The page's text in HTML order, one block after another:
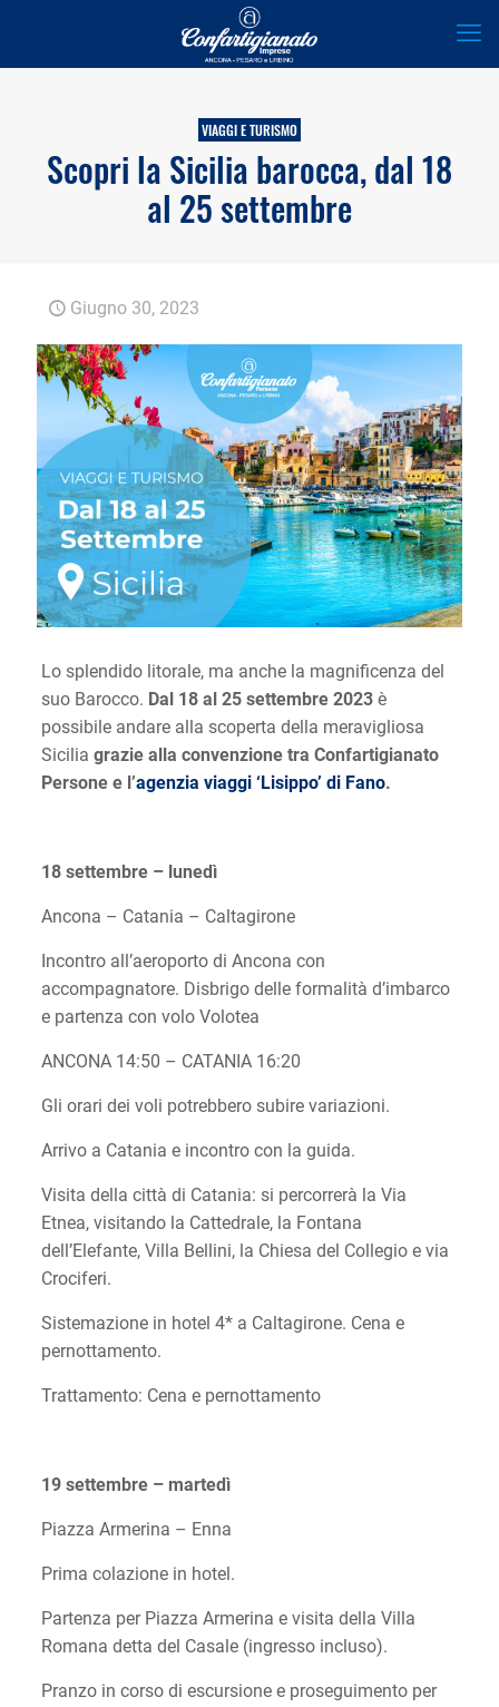
VIAGGI E TURISMO
Scopri la Sicilia barocca, dal 18
al 25 settembre
Giugno 30, 2023
Lo splendido litorale, ma anche la magnificenza del
suo Barocco. Dal 18 al 25 settembre 2023è
possibile andare alla scoperta della meravigliosa
Sicilia grazie alla convenzione tra Confartigianato
Persone e l’agenzia viaggi ‘Lisippo’ di Fano.
18 settembre – lunedì
Ancona – Catania – Caltagirone
Incontro all’aeroporto di Ancona con
accompagnatore. Disbrigo delle formalità d’imbarco
e partenza con volo Volotea
ANCONA 14:50 – CATANIA 16:20
Gli orari dei voli potrebbero subire variazioni.
Arrivo a Catania e incontro con la guida.
Visita della città di Catania: si percorrerà la Via
Etnea, visitando la Cattedrale, la Fontana
dell’Elefante, Villa Bellini, la Chiesa del Collegio e via
Crociferi.
Sistemazione in hotel 4* a Caltagirone. Cena e
pernottamento.
Trattamento: Cena e pernottamento
19 settembre – martedì
Piazza Armerina – Enna
Prima colazione in hotel.
Partenza per Piazza Armerina e visita della Villa
Romana detta del Casale (ingresso incluso).
Pranzo in corso di escursione e proseguimento per